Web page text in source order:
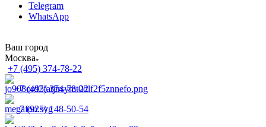
Telegram
WhatsApp
Ваш город
Москва
+7 (495) 374-78-22
+7 (495) 374-78-22
+7 (925) 148-50-54